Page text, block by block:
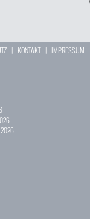
| KONTAKT| IMPRESSUM
2026